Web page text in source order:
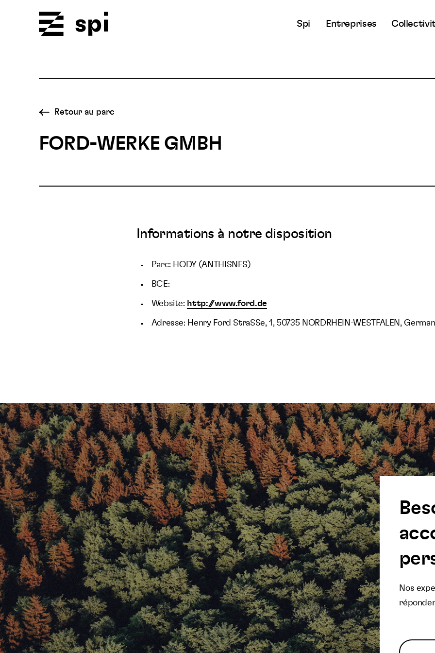
Spi Entreprises
Retour au parc
FORD-WERKE GMBH
Informations à notre disposition
Parc: HODY (ANTHISNES)
BCE:
Website: http://www.ford.de
Adresse: Henry Ford StraSSe, 1, 50735 NORDRHEIN-WESTFALEN,
Nos